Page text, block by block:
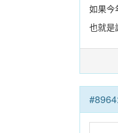
如果今
也就是